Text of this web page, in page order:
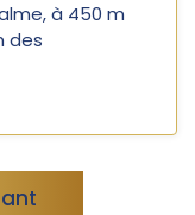
à 450 m
des